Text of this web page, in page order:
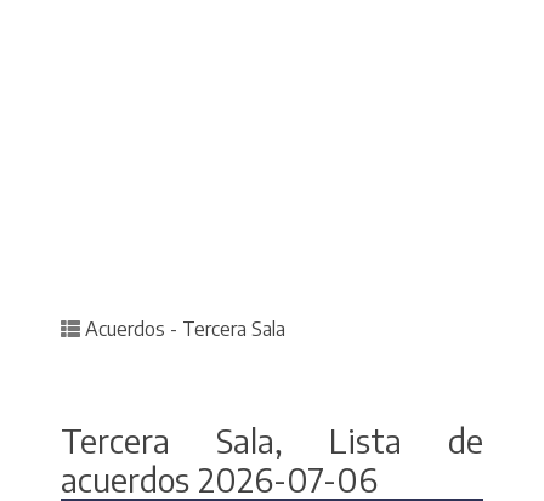
Posted in
Acuerdos - Tercera Sala
Tercera Sala, Lista de
acuerdos 2026-07-06